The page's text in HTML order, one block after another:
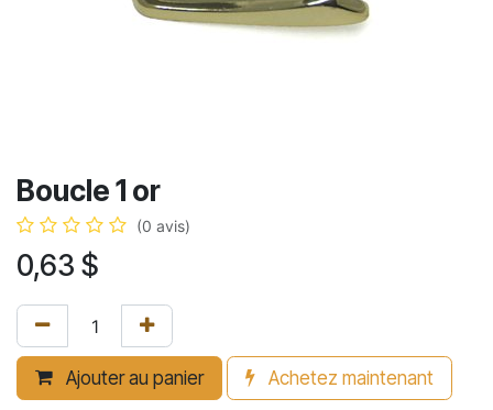
Boucle 1 or
(0 avis)
0,63 $
Ajouter au panier Achetez maintenant